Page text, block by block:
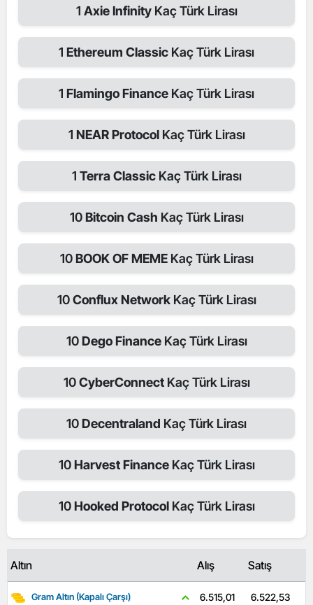
1 Axie Infinity Kaç Türk Lirası
1 Ethereum Classic Kaç Türk Lirası
1 Flamingo Finance Kaç Türk Lirası
1 NEAR Protocol Kaç Türk Lirası
1 Terra Classic Kaç Türk Lirası
10Bitcoin Cash Kaç Türk Lirası
10BOOK OF MEME Kaç Türk Lirası
10Conflux Network Kaç Türk Lirası
10Dego Finance Kaç Türk Lirası
10CyberConnect Kaç Türk Lirası
10Decentraland Kaç Türk Lirası
10Harvest Finance Kaç Türk Lirası
10Hooked Protocol Kaç Türk Lirası
Altın Alış Satış
Gram Altın (Kapalı Çarşı) 6.515,01 6.522,53